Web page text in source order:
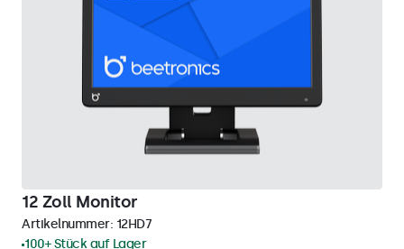
12 Zoll Monitor
Artikelnummer: 12HD7
100+ Stück auf Lager